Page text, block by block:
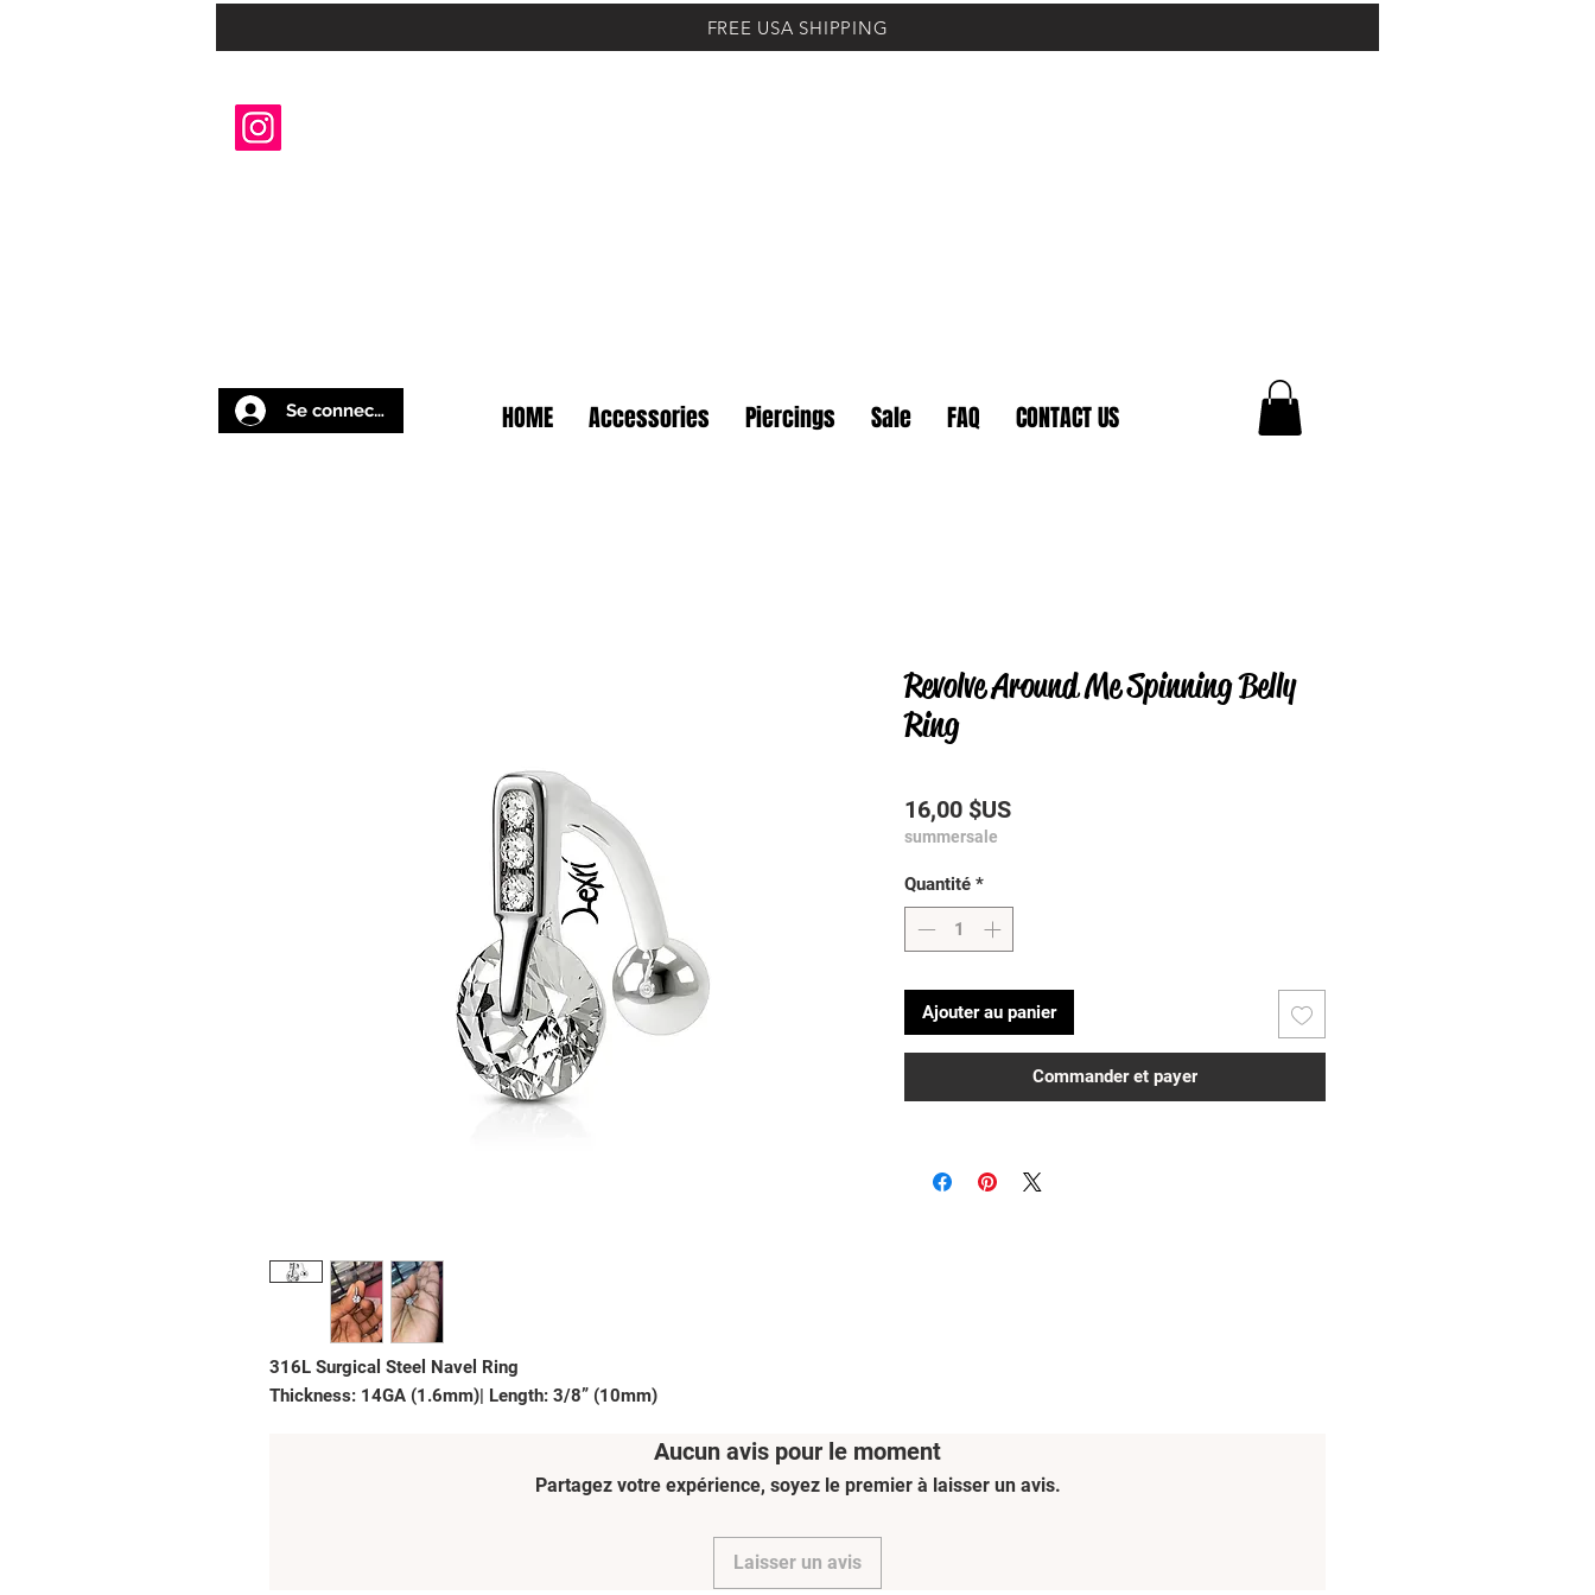
FREE USA SHIPPING
Se connecter HOME Accessories Piercings Sale FAQ CONTACT US
316L Surgical Steel Navel Ring
Thickness: 14GA (1.6mm)| Length: 3/8” (10mm)
Revolve Around Me Spinning Belly
Ring
16,00 $USPrix
summersale
Quantité *
Ajouter au panier
Commander et payer
Aucun avis pour le moment
Partagez votre expérience, soyez le premier à laisser un avis.
Laisser un avis